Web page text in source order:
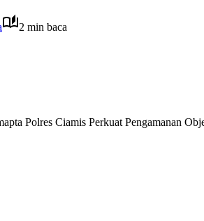
2 min baca
Polres Ciamis Perkuat Pengamanan